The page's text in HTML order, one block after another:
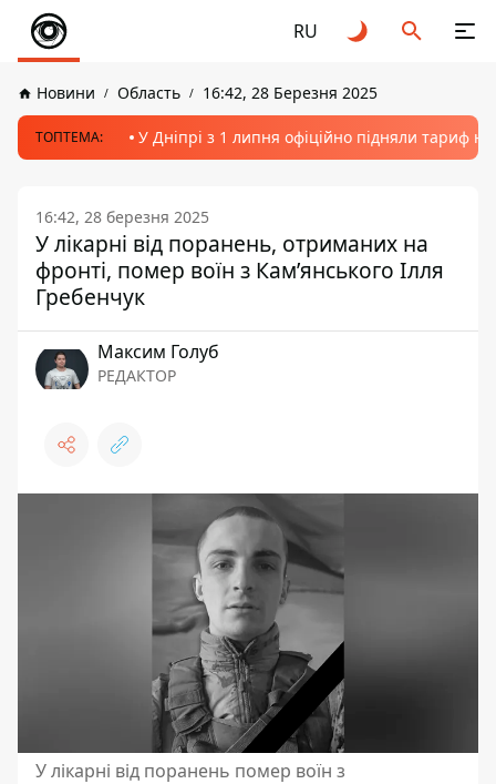
RU
Новини Область 16:42, 28 Березня 2025
ТОПТЕМА: У Дніпрі з 1 липня офіційно підняли тариф
16:42, 28 березня 2025
У лікарні від поранень, отриманих на
фронті, помер воїн з Кам’янського Ілля
Гребенчук
Максим Голуб
РЕДАКТОР
У лікарні від поранень помер воїн з